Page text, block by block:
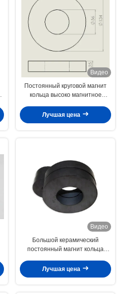
Видео
Постоянный круговой магнит
кольца высоко магнитное
феррита
Лучшая цена
Видео
Большой керамический
постоянный магнит кольца
25 мм диктора
Лучшая цена